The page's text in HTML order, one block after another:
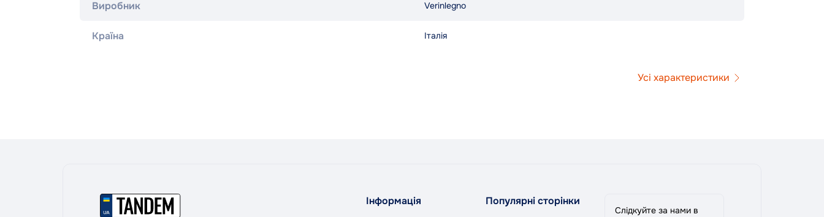
Виробник Verinlegno
Країна Італія
Усі характеристики
Інформація Популярні сторінки
Слідкуйте за нами в